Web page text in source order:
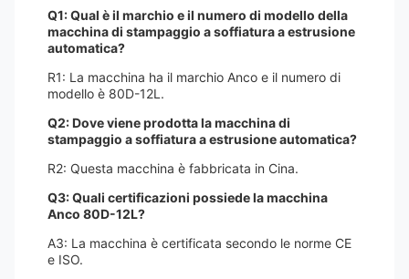
Q1: Qual è il marchio e il numero di modello della
macchina di stampaggio a soffiatura a estrusione
automatica?
R1: La macchina ha il marchio Anco e il numero di
modello è 80D-12L.
Q2: Dove viene prodotta la macchina di
stampaggio a soffiatura a estrusione automatica?
R2: Questa macchina è fabbricata in Cina.
Q3: Quali certificazioni possiede la macchina
Anco 80D-12L?
A3: La macchina è certificata secondo le norme CE
e ISO.